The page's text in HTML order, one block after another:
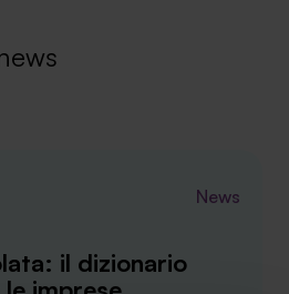
News
il dizionario